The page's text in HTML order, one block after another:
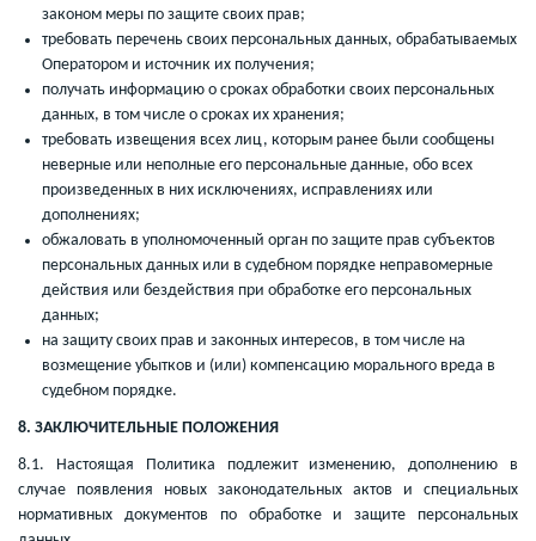
законом меры по защите своих прав;
требовать перечень своих персональных данных, обрабатываемых
Оператором и источник их получения;
получать информацию о сроках обработки своих персональных
данных, в том числе о сроках их хранения;
требовать извещения всех лиц, которым ранее были сообщены
неверные или неполные его персональные данные, обо всех
произведенных в них исключениях, исправлениях или
дополнениях;
обжаловать в уполномоченный орган по защите прав субъектов
персональных данных или в судебном порядке неправомерные
действия или бездействия при обработке его персональных
данных;
на защиту своих прав и законных интересов, в том числе на
возмещение убытков и (или) компенсацию морального вреда в
судебном порядке.
8. ЗАКЛЮЧИТЕЛЬНЫЕ ПОЛОЖЕНИЯ
8.1. Настоящая Политика подлежит изменению, дополнению в
случае появления новых законодательных актов и специальных
нормативных документов по обработке и защите персональных